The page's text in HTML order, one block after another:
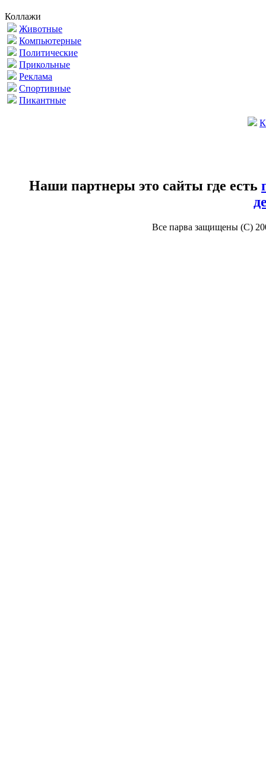
Коллажи
Животные
Компьютерные
Политические
Прикольные
Реклама
Спортивные
Пикантные
Наши партнеры это сайты где есть
Все парва защищены (С)